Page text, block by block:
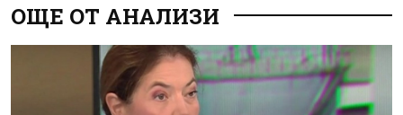
ОЩЕ ОТ АНАЛИЗИ